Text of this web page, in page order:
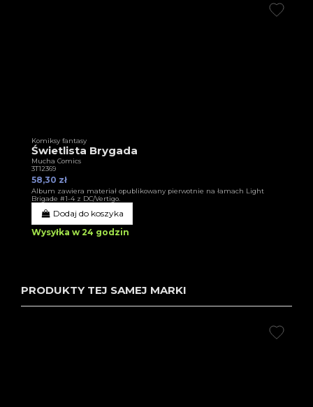
Komiksy fantasy
Świetlista Brygada
Mucha Comics
3T12369
58,30 zł
Album zawiera materiał opublikowany pierwotnie na łamach Light
Brigade #1-4 z DC/Vertigo.
Dodaj do koszyka
Wysyłka w 24 godzin
PRODUKTY TEJ SAMEJ MARKI